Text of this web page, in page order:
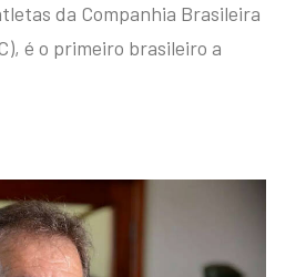
da Companhia Brasileira
é o primeiro brasileiro a